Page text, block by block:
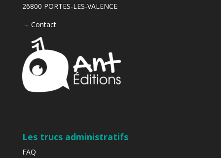
26800 PORTES-LES-VALENCE
→ Contact
Les trucs administratifs
FAQ